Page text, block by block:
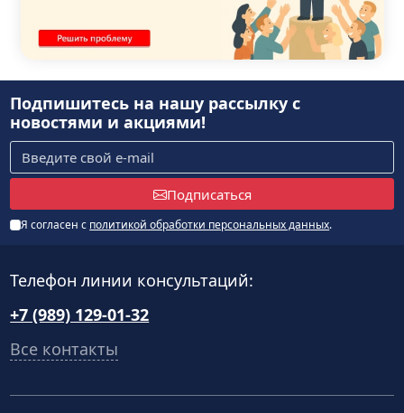
Подпишитесь на нашу рассылкус
новостями и акциями!
Подписаться
Я согласен с политикой обработки персональных данных.
Телефон линии консультаций:
+7 (989) 129-01-32
Все контакты